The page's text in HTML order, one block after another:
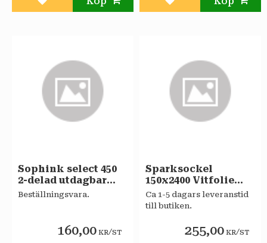
Lägg till i favoriter Lägg till i favoriter
Sophink select 450
2-delad utdagbar
Sagaköket
Beställningsvara.
160,00 KR/ST
Sparksockel
150x2400 Vitfolie
Sagaköket
Ca 1-5 dagars leveranstid
till butiken.
255,00 KR/ST